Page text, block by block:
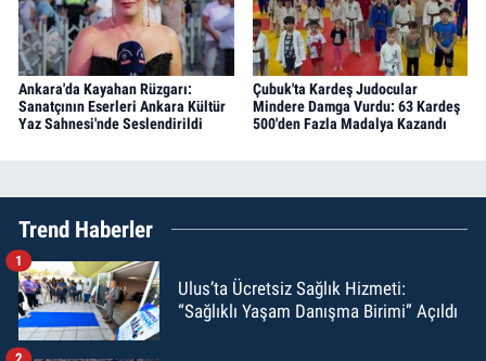
Ankara'da Kayahan Rüzgarı:
Sanatçının Eserleri Ankara Kültür
Yaz Sahnesi'nde Seslendirildi
Çubuk'ta Kardeş Judocular
Mindere Damga Vurdu: 63 Kardeş
500'den Fazla Madalya Kazandı
Trend Haberler
Ulus’ta Ücretsiz Sağlık Hizmeti:
“Sağlıklı Yaşam Danışma Birimi” Açıldı
1